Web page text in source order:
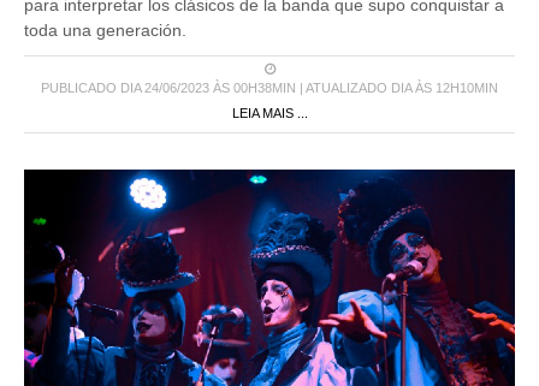
para interpretar los clásicos de la banda que supo conquistar a
toda una generación.
PUBLICADO DIA 24/06/2023 ÀS 00H38MIN | ATUALIZADO DIA ÀS 12H10MIN
LEIA MAIS ...